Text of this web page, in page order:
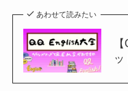
あわせて読みたい
ッ